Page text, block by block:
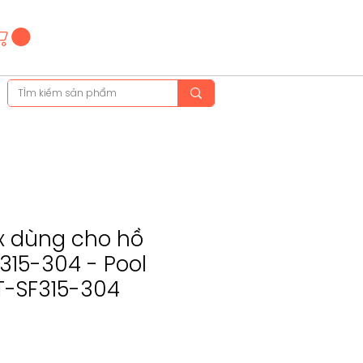
dùng cho hồ
304 - Pool
SF315-304